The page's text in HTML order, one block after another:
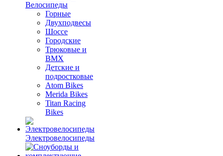
Велосипеды
Горные
Двухподвесы
Шоссе
Городские
Трюковые и
BMX
Детские и
подростковые
Atom Bikes
Merida Bikes
Titan Racing
Bikes
Электровелосипеды